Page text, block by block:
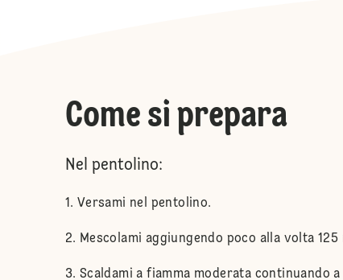
Come si prepara
Nel pentolino:
Versami nel pentolino.
Mescolami aggiungendo poco alla volta
Scaldami a fiamma moderata continuando